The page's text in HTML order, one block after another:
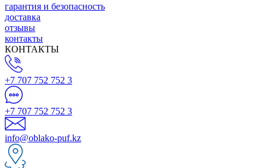
гарантия и безопасность
доставка
отзывы
контакты
КОНТАКТЫ
+7 707 752 752 3
+7 707 752 752 3
info@oblako-puf.kz